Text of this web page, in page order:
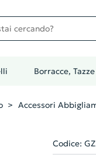
Borracce,
Accessori
Codice: